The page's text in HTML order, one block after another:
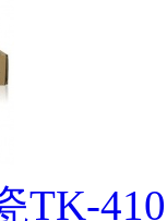
TK-